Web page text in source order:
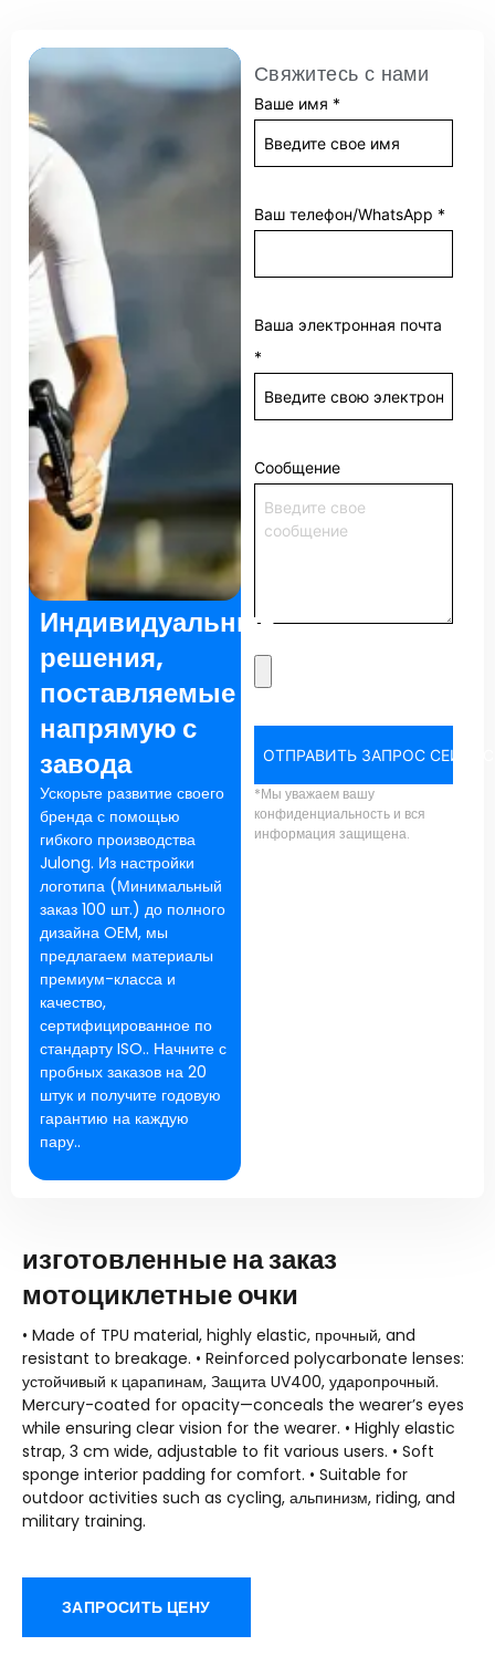
Свяжитесь с нами
Ваше имя *
Ваш телефон/WhatsApp *
Ваша электронная почта
*
Сообщение
ОТПРАВИТЬ ЗАПРОС СЕЙЧАС
*Мы уважаем вашу
конфиденциальность и вся
информация защищена.
Индивидуальные
решения,
поставляемые
напрямую с
завода
Ускорьте развитие своего
бренда с помощью
гибкого производства
Julong. Из настройки
логотипа (Минимальный
заказ 100 шт.) до полного
дизайна OEM, мы
предлагаем материалы
премиум-класса и
качество,
сертифицированное по
стандарту ISO.. Начните с
пробных заказов на 20
штук и получите годовую
гарантию на каждую
пару..
изготовленные на заказ
мотоциклетные очки
• Made of TPU material, highly elastic, прочный, and
resistant to breakage. • Reinforced polycarbonate lenses:
устойчивый к царапинам, Защита UV400, ударопрочный.
Mercury-coated for opacity—conceals the wearer’s eyes
while ensuring clear vision for the wearer. • Highly elastic
strap, 3 cm wide, adjustable to fit various users. • Soft
sponge interior padding for comfort. • Suitable for
outdoor activities such as cycling, альпинизм, riding, and
military training.
ЗАПРОСИТЬ ЦЕНУ